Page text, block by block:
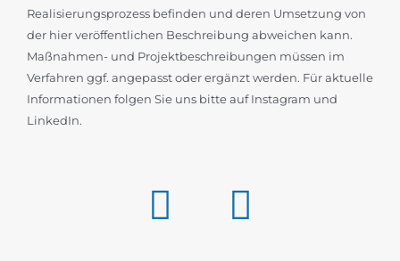
Realisierungsprozess befinden und deren Umsetzung von
der hier veröffentlichen Beschreibung abweichen kann.
Maßnahmen- und Projektbeschreibungen müssen im
Verfahren ggf. angepasst oder ergänzt werden. Für aktuelle
Informationen folgen Sie uns bitte auf Instagram und
LinkedIn.